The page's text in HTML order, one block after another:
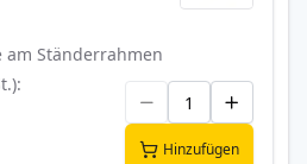
Ständerrahmen
Hinzufügen